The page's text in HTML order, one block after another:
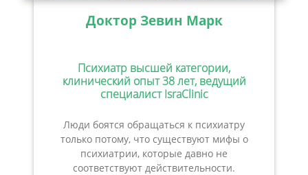
Доктор Зевин Марк
Психиатр высшей категории,
клинический опыт 38 лет, ведущий
специалист IsraClinic
Люди боятся обращаться к психиатру
только потому, что существуют мифы о
психиатрии, которые давно не
соответствуют действительности.